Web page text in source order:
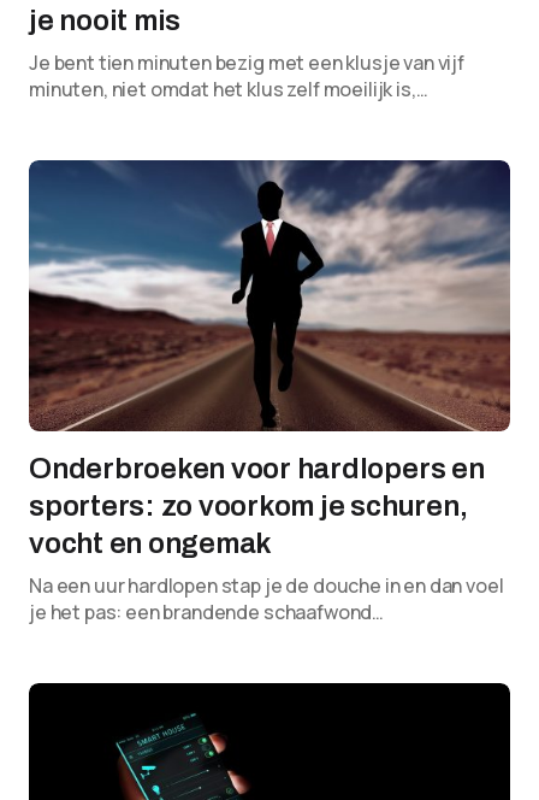
je nooit mis
Je bent tien minuten bezig met een klusje van vijf
minuten, niet omdat het klus zelf moeilijk is,…
Onderbroeken voor hardlopers en
sporters: zo voorkom je schuren,
vocht en ongemak
Na een uur hardlopen stap je de douche in en dan voel
je het pas: een brandende schaafwond…